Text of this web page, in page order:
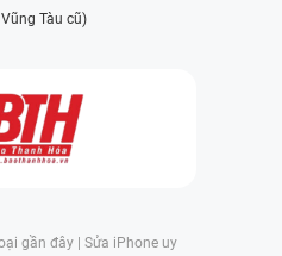
Tàu cũ)
gần đây | Sửa iPhone uy